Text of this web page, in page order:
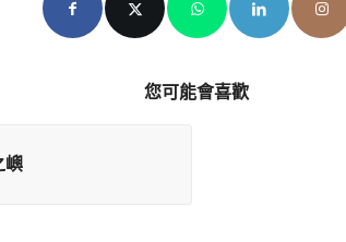
您可能會喜歡
嶼